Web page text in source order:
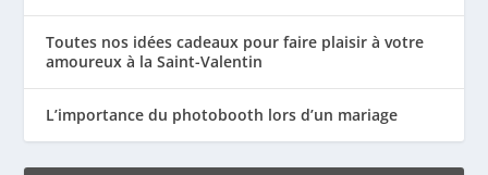
Toutes nos idées cadeaux pour faire plaisir à votre
amoureux à la Saint-Valentin
L’importance du photobooth lors d’un mariage